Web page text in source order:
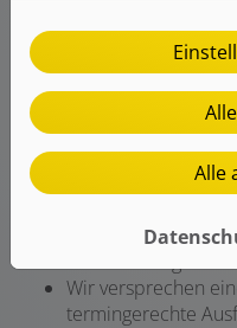
Installation
Vom
Ihre Öl- oder
Wir versprechen
termingerechte
Alle